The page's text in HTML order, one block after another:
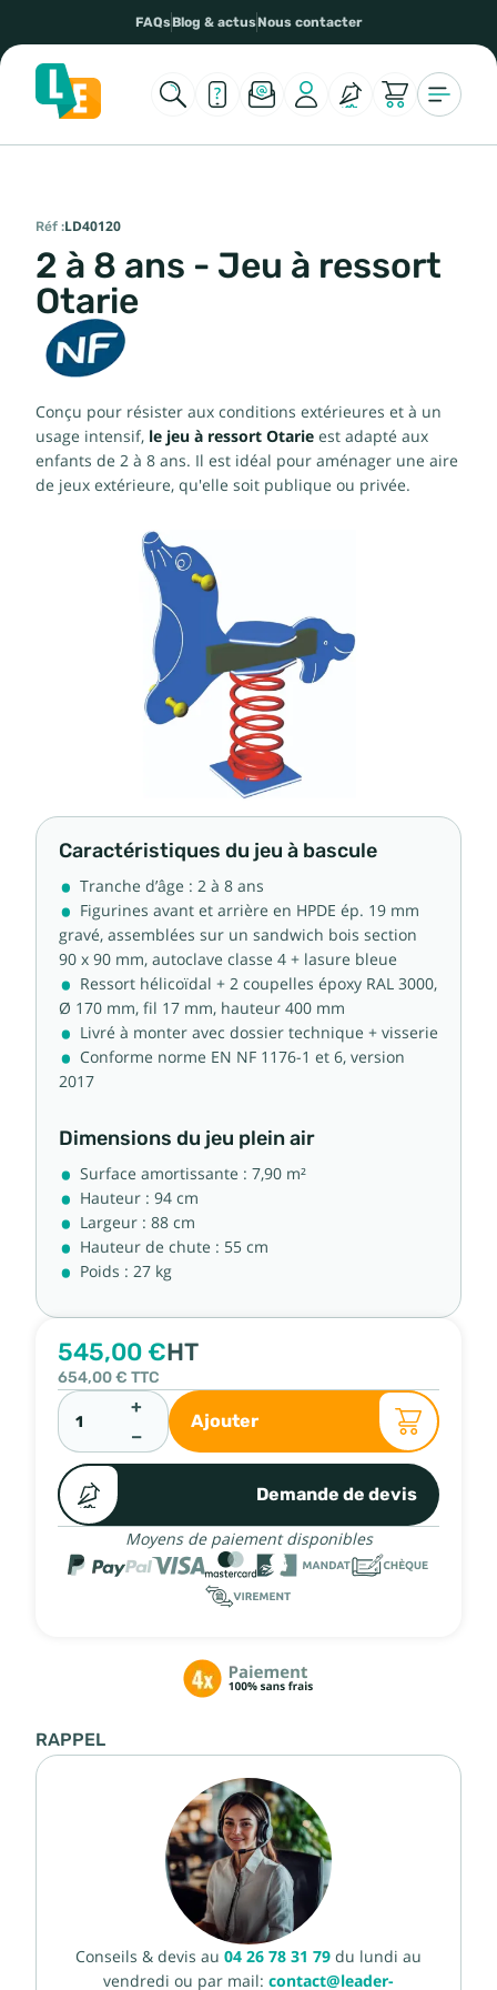
FAQsBlog & actusNous contacter
Réf :LD40120
2 à 8 ans - Jeu à ressort
Otarie
Conçu pour résister aux conditions extérieures et à un
usage intensif, le jeu à ressort Otarie est adapté aux
enfants de 2 à 8 ans. Il est idéal pour aménager une aire
de jeux extérieure, qu'elle soit publique ou privée.
Caractéristiques du jeu à bascule
Tranche d’âge : 2 à 8 ans
Figurines avant et arrière en HPDE ép. 19 mm
gravé, assemblées sur un sandwich bois section
90 x 90 mm, autoclave classe 4 + lasure bleue
Ressort hélicoïdal + 2 coupelles époxy RAL 3000,
Ø 170 mm, fil 17 mm, hauteur 400 mm
Livré à monter avec dossier technique + visserie
Conforme norme EN NF 1176-1 et 6, version
2017
Dimensions du jeu plein air
Surface amortissante : 7,90 m²
Hauteur : 94 cm
Largeur : 88 cm
Hauteur de chute : 55 cm
Poids : 27 kg
545,00 €HT
654,00 € TTC
+
−
Ajouter
Demande de devis
Moyens de paiement disponibles
RAPPEL
Conseils & devis au 04 26 78 31 79 du lundi au
vendredi ou par mail: contact@leader-